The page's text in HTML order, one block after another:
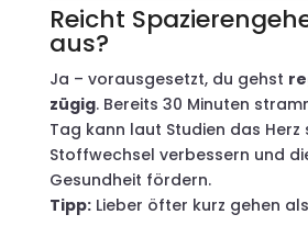
Reicht
aus?
Ja – vorausgesetzt, du gehst
zügig. Bereits 30 Minuten
Tag kann laut Studien das Herz
Stoffwechsel verbessern und
Gesundheit fördern.
Tipp:Lieber öfter kurz gehen